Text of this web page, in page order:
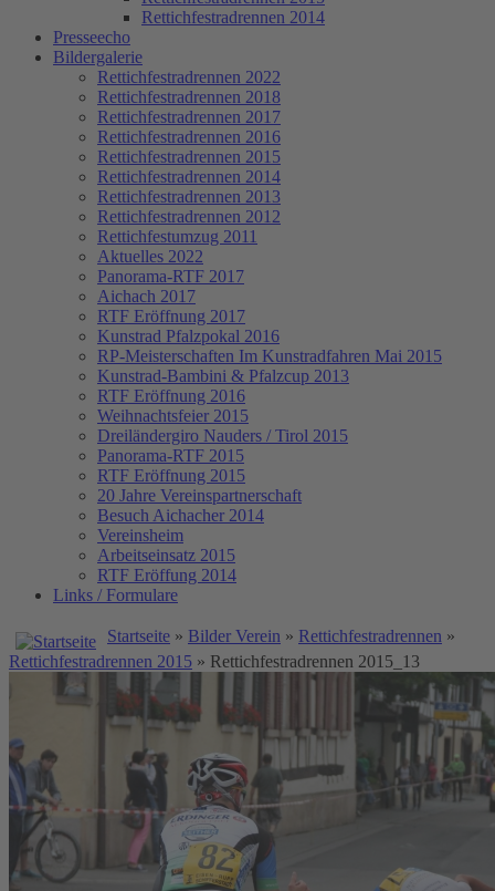
Rettichfestradrennen 2014
Presseecho
Bildergalerie
Rettichfestradrennen 2022
Rettichfestradrennen 2018
Rettichfestradrennen 2017
Rettichfestradrennen 2016
Rettichfestradrennen 2015
Rettichfestradrennen 2014
Rettichfestradrennen 2013
Rettichfestradrennen 2012
Rettichfestumzug 2011
Aktuelles 2022
Panorama-RTF 2017
Aichach 2017
RTF Eröffnung 2017
Kunstrad Pfalzpokal 2016
RP-Meisterschaften Im Kunstradfahren Mai 2015
Kunstrad-Bambini & Pfalzcup 2013
RTF Eröffnung 2016
Weihnachtsfeier 2015
Dreiländergiro Nauders / Tirol 2015
Panorama-RTF 2015
RTF Eröffnung 2015
20 Jahre Vereinspartnerschaft
Besuch Aichacher 2014
Vereinsheim
Arbeitseinsatz 2015
RTF Eröffung 2014
Links / Formulare
Startseite » Bilder Verein » Rettichfestradrennen »
Rettichfestradrennen 2015 » Rettichfestradrennen 2015_13